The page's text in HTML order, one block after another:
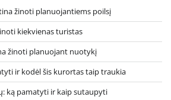
žinoti planuojantiems poilsį
kiekvienas turistas
žinoti planuojant nuotykį
ir kodėl šis kurortas taip traukia
ką pamatyti ir kaip sutaupyti